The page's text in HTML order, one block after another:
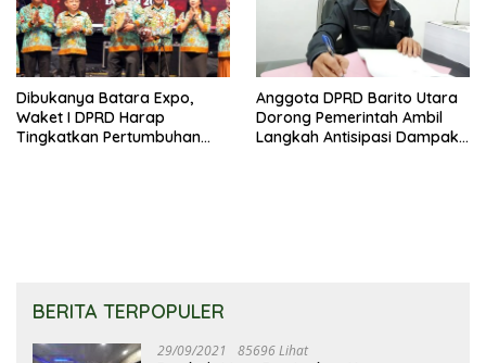
Dibukanya Batara Expo,
Waket I DPRD Harap
Tingkatkan Pertumbuhan
Anggota DPRD Barito Utara
Dorong Pemerintah Ambil
Langkah Antisipasi Dampak
BERITA TERPOPULER
29/09/2021 85696 Lihat